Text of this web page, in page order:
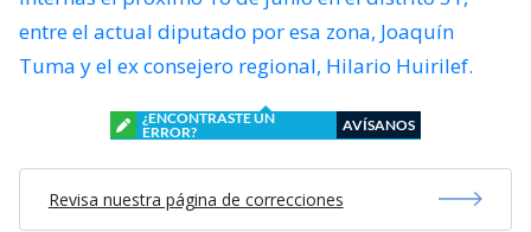
entre el actual diputado por esa zona, Joaquín
Tuma y el ex consejero regional, Hilario Huirilef.
¿ENCONTRASTE UN
ERROR?
AVÍSANOS
Revisa nuestra página de correcciones